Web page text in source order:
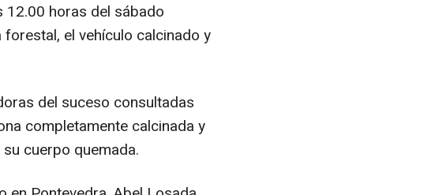
horas del sábado
el vehículo calcinado y
del suceso consultadas
completamente calcinada y
cuerpo quemada.